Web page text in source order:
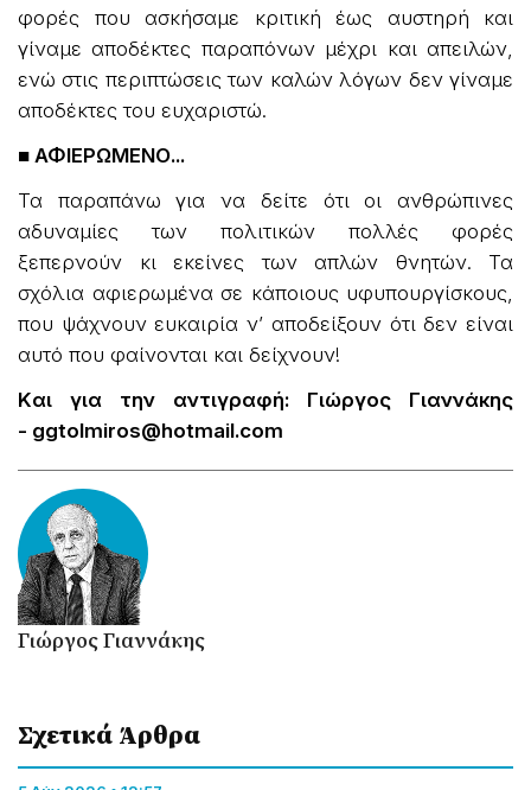
φορές που ασκήσαμε κριτική έως αυστηρή και
γίναμε αποδέκτες παραπόνων μέχρι και απειλών,
ενώ στις περιπτώσεις των καλών λόγων δεν γίναμε
αποδέκτες του ευχαριστώ.
■ ΑΦΙΕΡΩΜΕΝΟ...
Τα παραπάνω για να δείτε ότι οι ανθρώπινες
αδυναμίες των πολιτικών πολλές φορές
ξεπερνούν κι εκείνες των απλών θνητών. Τα
σχόλια αφιερωμένα σε κάποιους υφυπουργίσκους,
που ψάχνουν ευκαιρία ν’ αποδείξουν ότι δεν είναι
αυτό που φαίνονται και δείχνουν!
Kαι για την αντιγραφή: Γιώργος Γιαννάκης
- ggtolmiros@hotmail.com
Γιώργος Γιαννάκης
Σχετικά Άρθρα